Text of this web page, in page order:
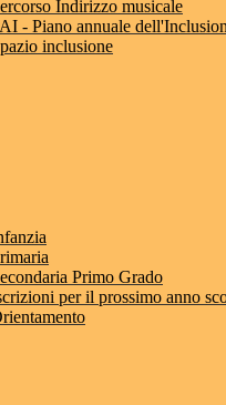
Indirizzo musicale
- Piano annuale
inclusione
Primo Grado
per il prossimo anno